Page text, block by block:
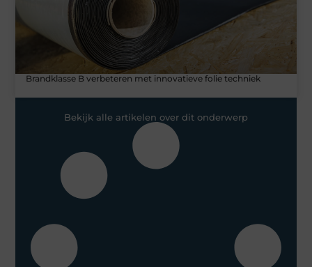
Brandklasse B verbeteren met innovatieve folie techniek
Bekijk alle artikelen over dit onderwerp